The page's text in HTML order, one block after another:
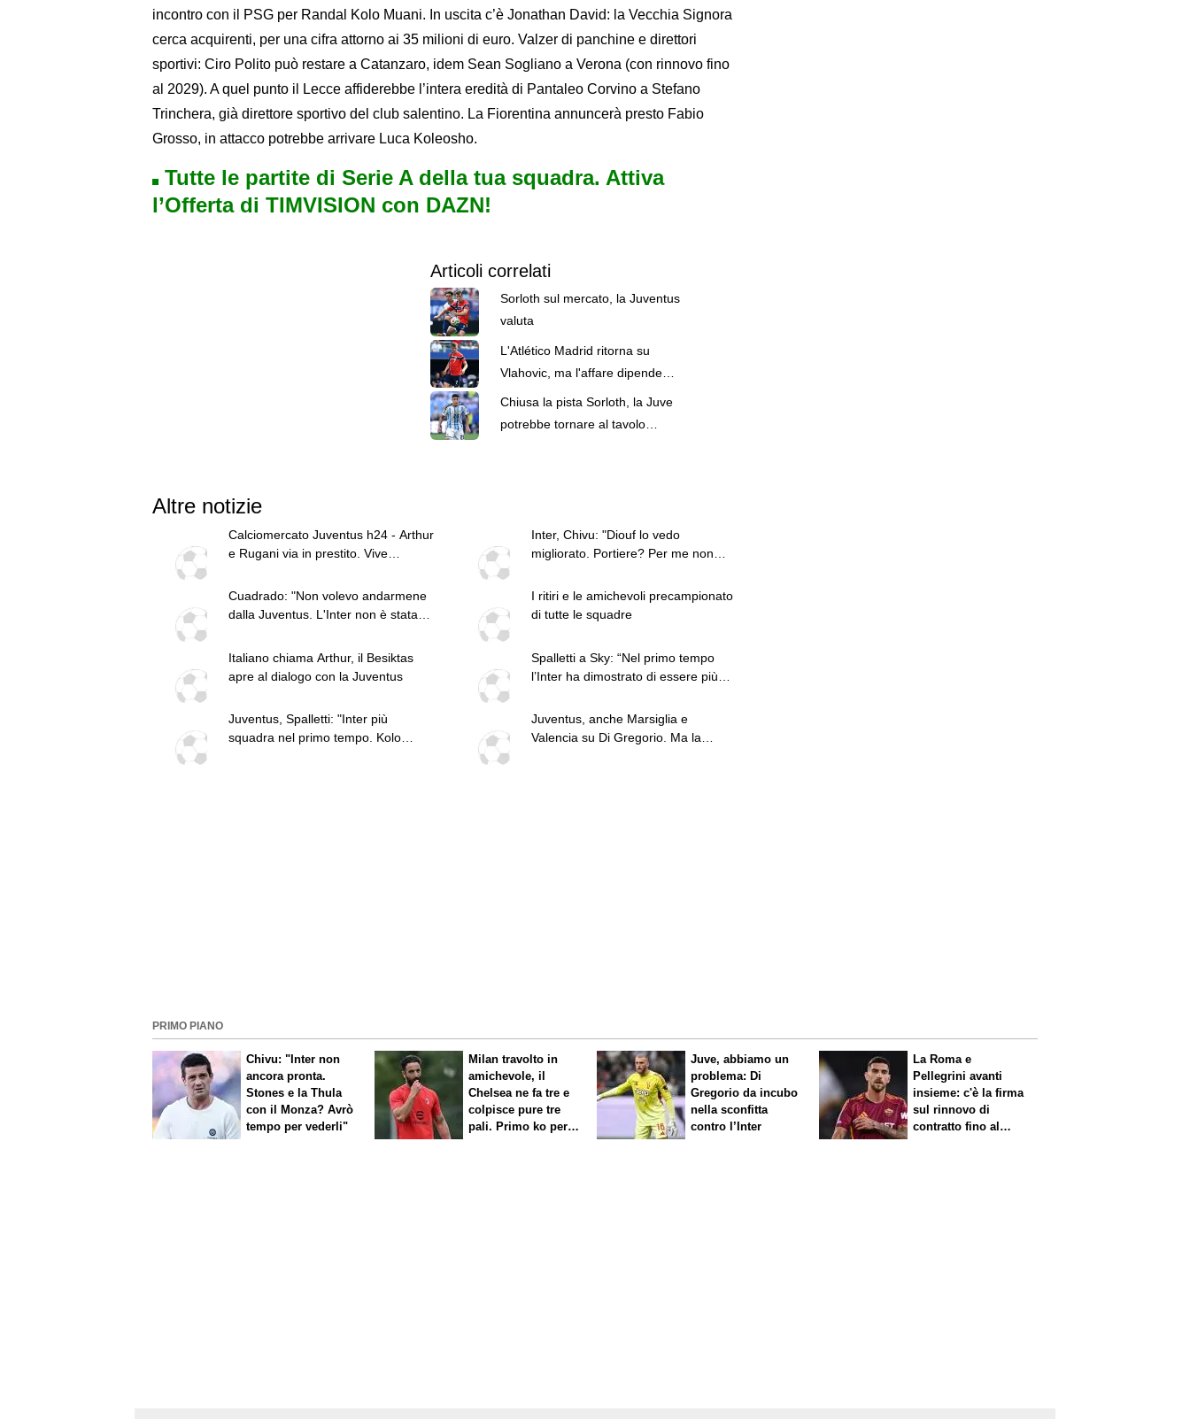
incontro con il PSG per Randal Kolo Muani. In uscita c’è Jonathan David: la Vecchia Signora
cerca acquirenti, per una cifra attorno ai 35 milioni di euro. Valzer di panchine e direttori
sportivi: Ciro Polito può restare a Catanzaro, idem Sean Sogliano a Verona (con rinnovo fino
al 2029). A quel punto il Lecce affiderebbe l’intera eredità di Pantaleo Corvino a Stefano
Trinchera, già direttore sportivo del club salentino. La Fiorentina annuncerà presto Fabio
Grosso, in attacco potrebbe arrivare Luca Koleosho.
Tutte le partite di Serie A della tua squadra. Attiva
l’Offerta di TIMVISION con DAZN!
Articoli correlati
Sorloth sul mercato, la Juventus
valuta
L'Atlético Madrid ritorna su
Vlahovic, ma l'affare dipende
anche da Sorloth
Chiusa la pista Sorloth, la Juve
potrebbe tornare al tavolo
Altre notizie
Calciomercato Juventus h24 - Arthur
e Rugani via in prestito. Vive
su Yildiz. Sondaggio Roma per Nico.
PSG alza offerta per Suzuki.
pretendente
Inter, Chivu: "Diouf lo vedo
migliorato. Portiere? Per me non
Cuadrado: "Non volevo andarmene
dalla Juventus. L'Inter non è stata
I ritiri e le amichevoli precampionato
di tutte le squadre
Italiano chiama Arthur, il Besiktas
apre al dialogo con la Juventus
Spalletti a Sky: “Nel primo tempo
l’Inter ha dimostrato di essere più
Alajbegovic sono giocatori forti
però…”
Juventus, Spalletti: "Inter più
squadra nel primo tempo. Kolo
Juventus, anche Marsiglia e
Valencia su Di Gregorio. Ma la
PRIMO PIANO
Chivu: "Inter non
ancora pronta.
Stones e la Thula
con il Monza? Avrò
tempo per vederli"
Milan travolto in
amichevole, il
Chelsea ne fa tre e
colpisce pure tre
pali. Primo ko per
Juve, abbiamo un
problema: Di
Gregorio da incubo
nella sconfitta
contro l’Inter
La Roma e
Pellegrini avanti
insieme: c'è la firma
sul rinnovo di
contratto fino al